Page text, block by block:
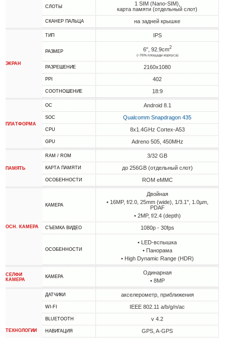
СЛОТЫ
1 SIM (Nano-SIM),
карта памяти (отдельный слот)
СКАНЕР ПАЛЬЦА на задней крышке
ЭКРАН
ТИП IPS
РАЗМЕР 6", 92.9cm2
(~76% площади корпуса)
РАЗРЕШЕНИЕ 2160x1080
PPI 402
СООТНОШЕНИЕ 18:9
ПЛАТФОРМА
ОС Android 8.1
SOC Qualcomm Snapdragon 435
CPU 8x1.4GHz Cortex-A53
GPU Adreno 505, 450MHz
ПАМЯТЬ
RAM / ROM 3/32 GB
КАРТА ПАМЯТИ до 256GB (отдельный слот)
ОСОБЕННОСТИ ROM eMMC
ОСН. КАМЕРА
КАМЕРА
Двойная
• 16MP, f/2.0, 25mm (wide), 1/3.1", 1.0µm,
PDAF
• 2MP, f/2.4 (depth)
СЪЕМКА ВИДЕО 1080p - 30fps
ОСОБЕННОСТИ
• LED-вспышка
• Панорама
• High Dynamic Range (HDR)
СЕЛФИ
КАМЕРА
КАМЕРА
Одинарная
• 8MP
ТЕХНОЛОГИИ
ДАТЧИКИ акселерометр, приближения
WI-FI IEEE 802.11 a/b/g/n/ac
BLUETOOTH v 4.2
НАВИГАЦИЯ GPS, A-GPS